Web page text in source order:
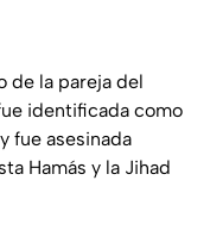
de la pareja del
identificada como
fue asesinada
Hamás y la Jihad